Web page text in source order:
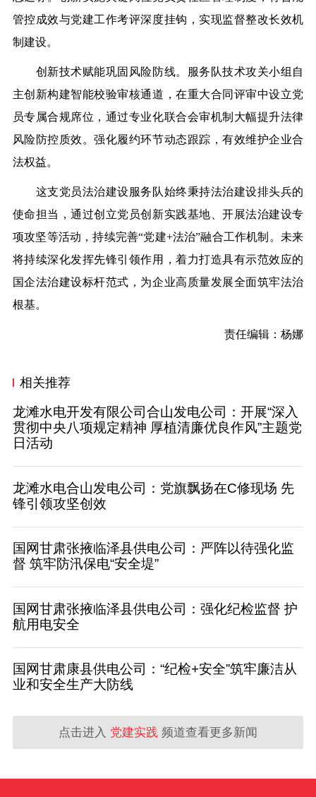
管控成效与党建工作考评深度挂钩，实现监督整改长效机
制建设。
创新技术赋能巩固风险防线。服务队技术攻关小组自
主创新构建智能校验审核通道，在重大合同评审中设立党
员专属合规席位，通过专业化联合会审机制大幅提升法律
风险防控质效。强化履约环节动态跟踪，有效维护企业合
法权益。
这支党员法治建设服务队始终秉持法治建设排头兵的
使命担当，通过创立党员创新实践基地、开展法治建设专
项攻坚等活动，持续完善“党建+法治”融合工作机制。未来
将持续深化发挥先锋引领作用，着力打造具有示范效应的
国企法治建设标杆范式，为企业高质量发展全面筑牢法治
根基。
责任编辑：杨娜
相关推荐
龙滩水电开发有限公司合山发电公司：开展“深入
贯彻中央八项规定精神 厚植清廉优良作风”主题党
日活动
龙滩水电合山发电公司：党旗飘扬在C修现场 先
锋引领攻坚创效
国网甘肃张掖临泽县供电公司：严阵以待强化监
督 筑牢防汛保电“安全堤”
国网甘肃张掖临泽县供电公司：强化纪检监督 护
航用电安全
国网甘肃康县供电公司：“纪检+安全”筑牢廉洁从
业和安全生产大防线
点击进入 党建实践 频道查看更多新闻